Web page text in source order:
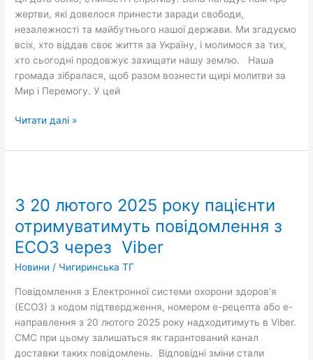
жертви, які довелося принести заради свободи,
незалежності та майбутнього нашої держави. Ми згадуємо
всіх, хто віддав своє життя за Україну, і молимося за тих,
хто сьогодні продовжує захищати нашу землю. Наша
громада зібралася, щоб разом вознести щирі молитви за
Мир і Перемогу. У цей
Україні
Читати далі »
З 20 лютого 2025 року пацієнти
отримуватимуть повідомлення з
ЕСОЗ через Viber
Новини / Чигиринська ТГ
Повідомлення з Електронної системи охорони здоровʼя
(ЕСОЗ) з кодом підтвердження, номером е-рецепта або е-
направлення з 20 лютого 2025 року надходитимуть в Viber.
СМС при цьому залишаться як гарантований канал
доставки таких повідомлень. Відповідні зміни стали
лютого
року
пацієнти
отримуватимуть
з
ЕСОЗ
через
Viber